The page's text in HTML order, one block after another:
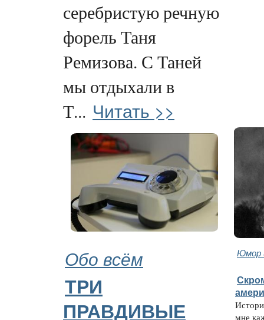
серебристую речную
форель Таня
Ремизова. С Таней
мы отдыхали в
Т... Читать >>
Обо всём Юмор
ТРИ
ПРАВДИВЫЕ
мне